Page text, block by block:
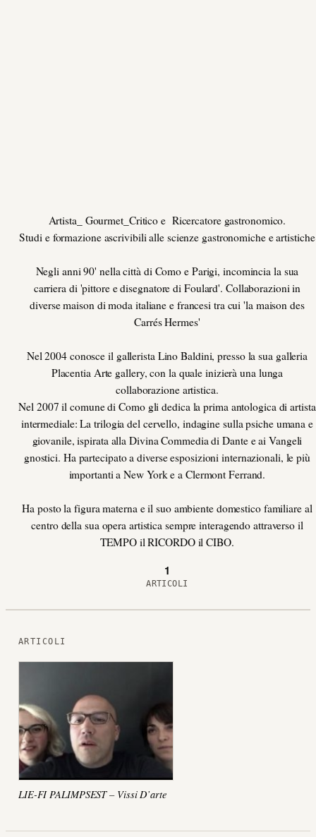
Artista_ Gourmet_Critico e Ricercatore gastronomico.
Studi e formazione ascrivibili alle scienze gastronomiche e artistiche
Negli anni 90' nella città di Como e Parigi, incomincia la sua
carriera di 'pittore e disegnatore di Foulard'. Collaborazioni in
diverse maison di moda italiane e francesi tra cui 'la maison des
Carrés Hermes'
Nel 2004 conosce il gallerista Lino Baldini, presso la sua galleria
Placentia Arte gallery, con la quale inizierà una lunga
collaborazione artistica.
Nel 2007 il comune di Como gli dedica la prima antologica di artista
intermediale: La trilogia del cervello, indagine sulla psiche umana e
giovanile, ispirata alla Divina Commedia di Dante e ai Vangeli
gnostici. Ha partecipato a diverse esposizioni internazionali, le più
importanti a New York e a Clermont Ferrand.
Ha posto la figura materna e il suo ambiente domestico familiare al
centro della sua opera artistica sempre interagendo attraverso il
TEMPO il RICORDO il CIBO.
1
ARTICOLI
ARTICOLI
LIE-FI PALIMPSEST – Vissi D’arte